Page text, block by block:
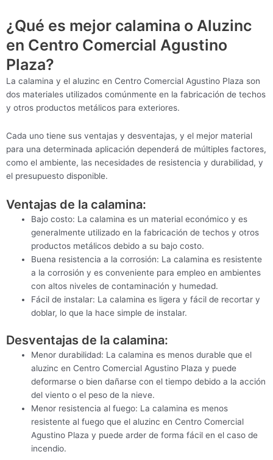
¿Qué es mejor calamina o Aluzinc
en Centro Comercial Agustino
Plaza?
La calamina y el aluzinc en Centro Comercial Agustino Plaza son
dos materiales utilizados comúnmente en la fabricación de techos
y otros productos metálicos para exteriores.
Cada uno tiene sus ventajas y desventajas, y el mejor material
para una determinada aplicación dependerá de múltiples factores,
como el ambiente, las necesidades de resistencia y durabilidad, y
el presupuesto disponible.
Ventajas de la calamina:
Bajo costo: La calamina es un material económico y es
generalmente utilizado en la fabricación de techos y otros
productos metálicos debido a su bajo costo.
Buena resistencia a la corrosión: La calamina es resistente
a la corrosión y es conveniente para empleo en ambientes
con altos niveles de contaminación y humedad.
Fácil de instalar: La calamina es ligera y fácil de recortar y
doblar, lo que la hace simple de instalar.
Desventajas de la calamina:
Menor durabilidad: La calamina es menos durable que el
aluzinc en Centro Comercial Agustino Plaza y puede
deformarse o bien dañarse con el tiempo debido a la acción
del viento o el peso de la nieve.
Menor resistencia al fuego: La calamina es menos
resistente al fuego que el aluzinc en Centro Comercial
Agustino Plaza y puede arder de forma fácil en el caso de
incendio.